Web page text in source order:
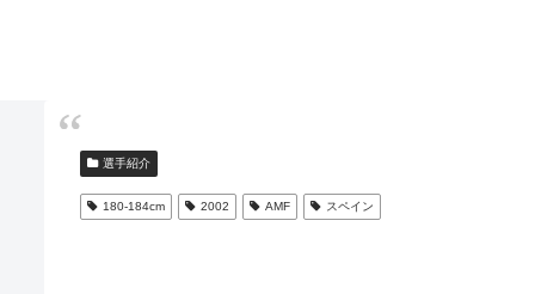
選手紹介
180-184cm 2002 AMF スペイン